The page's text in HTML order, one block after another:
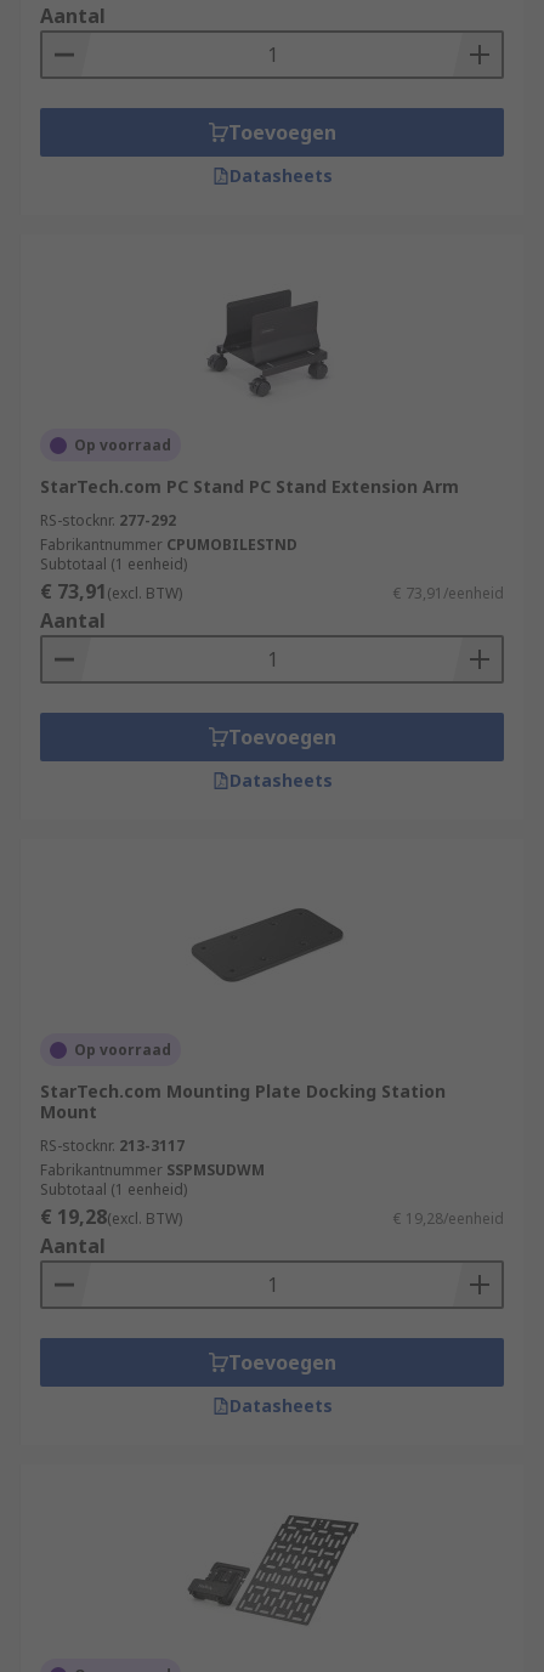
Aantal
Toevoegen
Datasheets
Op voorraad
StarTech.com PC Stand PC Stand Extension Arm
RS-stocknr. 277-292
Fabrikantnummer CPUMOBILESTND
Subtotaal (1 eenheid)
€ 73,91(excl. BTW) € 73,91/eenheid
Aantal
Toevoegen
Datasheets
Op voorraad
StarTech.com Mounting Plate Docking Station
Mount
RS-stocknr. 213-3117
Fabrikantnummer SSPMSUDWM
Subtotaal (1 eenheid)
€ 19,28(excl. BTW) € 19,28/eenheid
Aantal
Toevoegen
Datasheets